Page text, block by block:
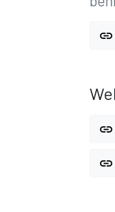
link
link
link